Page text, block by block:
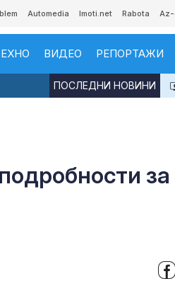
Automedia Imoti.net Rabota
ВИДЕО РЕПОРТАЖИ
ПОСЛЕДНИ НОВИНИ
за